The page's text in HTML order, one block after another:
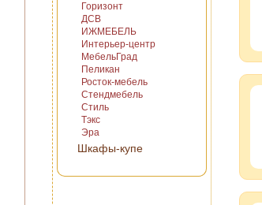
Горизонт
ДСВ
ИЖМЕБЕЛЬ
Интерьер-центр
МебельГрад
Пеликан
Росток-мебель
Стендмебель
Стиль
Тэкс
Эра
Шкафы-купе